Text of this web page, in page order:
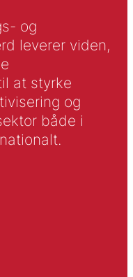
og
leverer viden,
at styrke
og
både i